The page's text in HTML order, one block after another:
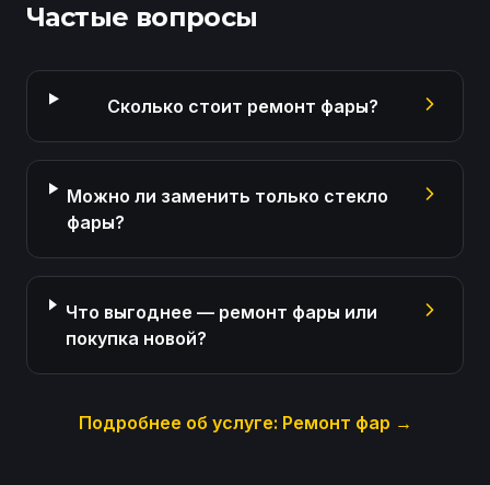
Частые вопросы
Сколько стоит ремонт фары?
Можно ли заменить только стекло
фары?
Что выгоднее — ремонт фары или
покупка новой?
Подробнее об услуге: Ремонт фар →